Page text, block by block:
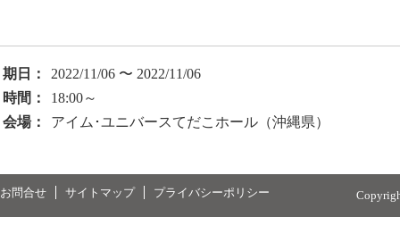
期日：
2022/11/06 〜 2022/11/06
時間：
18:00～
会場：
アイム･ユニバースてだこホール（沖縄県）
お問合せ サイトマップ プライバシーポリシー